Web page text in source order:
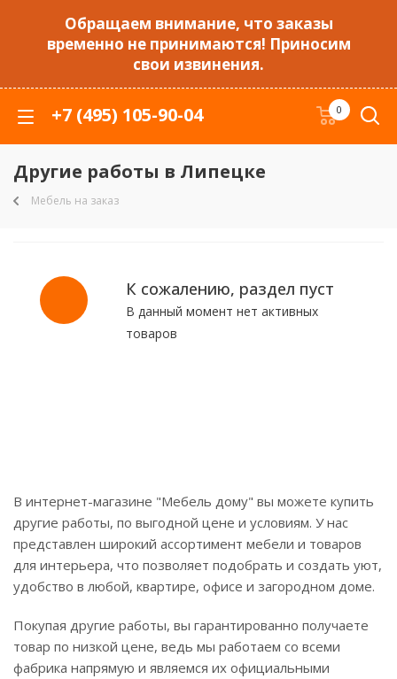
Обращаем внимание, что заказы
временно не принимаются! Приносим
свои извинения.
+7 (495) 105-90-04 0
Другие работы в Липецке
Мебель на заказ
К сожалению, раздел пуст
В данный момент нет активных
товаров
В интернет-магазине "Мебель дому" вы можете купить
другие работы, по выгодной цене и условиям. У нас
представлен широкий ассортимент мебели и товаров
для интерьера, что позволяет подобрать и создать уют,
удобство в любой, квартире, офисе и загородном доме.
Покупая другие работы, вы гарантированно получаете
товар по низкой цене, ведь мы работаем со всеми
фабрика напрямую и являемся их официальными